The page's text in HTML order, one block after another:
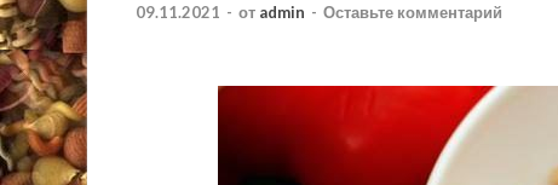
09.11.2021 - от admin - Оставьте комментарий